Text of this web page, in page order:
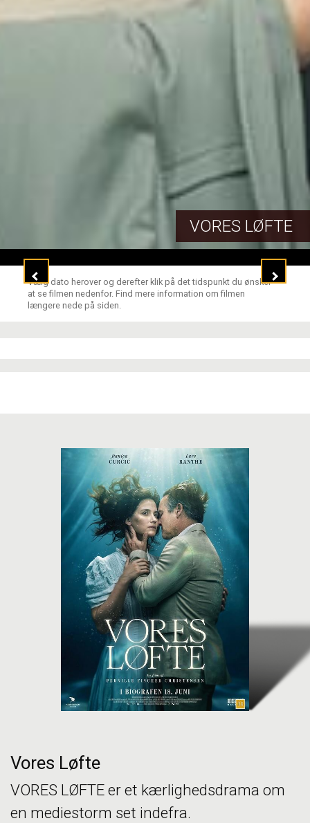
VORES LØFTE
Vælg dato herover og derefter klik på det tidspunkt du ønsker
at se filmen nedenfor. Find mere information om filmen
længere nede på siden.
Vores Løfte
VORES LØFTE er et kærlighedsdrama om
en mediestorm set indefra.